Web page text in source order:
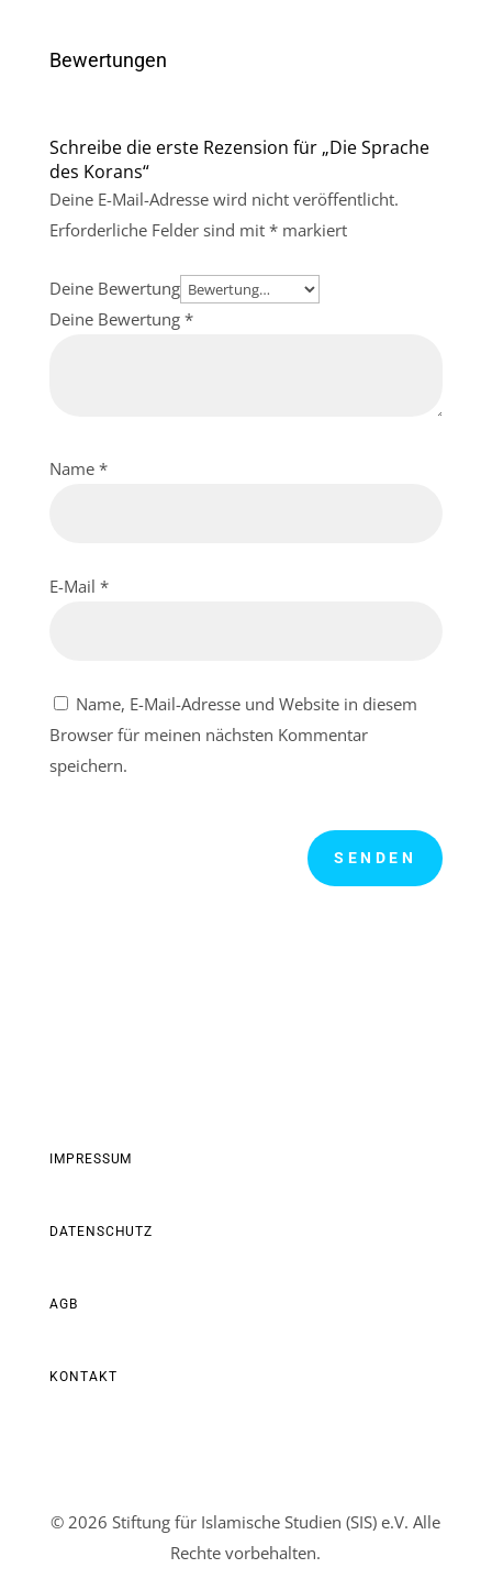
Bewertungen
Schreibe die erste Rezension für „Die Sprache
des Korans“
Deine E-Mail-Adresse wird nicht veröffentlicht.
Erforderliche Felder sind mit *markiert
Deine Bewertung
Deine Bewertung *
Name *
E-Mail *
Name, E-Mail-Adresse und Website in diesem
Browser für meinen nächsten Kommentar
speichern.
SENDEN
IMPRESSUM
DATENSCHUTZ
AGB
KONTAKT
© 2026 Stiftung für Islamische Studien (SIS) e.V. Alle
Rechte vorbehalten.